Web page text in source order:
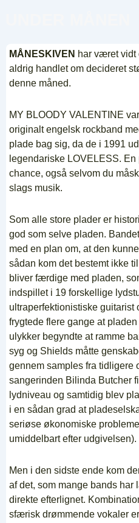
hovedindhold
MÅNESKIVEN har været vidt
aldrig handlet om decideret
denne måned.
MY BLOODY VALENTINE
originalt engelsk rockband
plade bag sig, da de i 1991
legendariske LOVELESS.
chance, også selvom du
slags musik.
Som alle store plader er
god som selve pladen.
med en plan om, at den
sådan kom det bestemt ikke
bliver færdige med pladen,
indspillet i 19 forskellige
ultraperfektionistiske guitarist
frygtede flere gange at
ulykker begyndte at ramme
syg og Shields måtte
gennem samples fra tidligere
sangerinden Bilinda Butcher
lydniveau og samtidig blev
i en sådan grad at
seriøse økonomiske
umiddelbart efter udgivelsen).
Men i den sidste ende kom
af det, som mange bands har
direkte efterlignet.
sfærisk drømmende vokaler